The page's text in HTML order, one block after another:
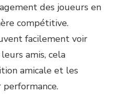
des joueurs en
compétitive.
facilement voir
amis, cela
amicale et les